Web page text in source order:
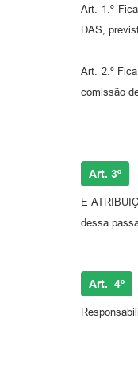
Art. 1.º
DAS,
Art. 2.º
comissão
Art. 3º
E
dessa
Art. 4º